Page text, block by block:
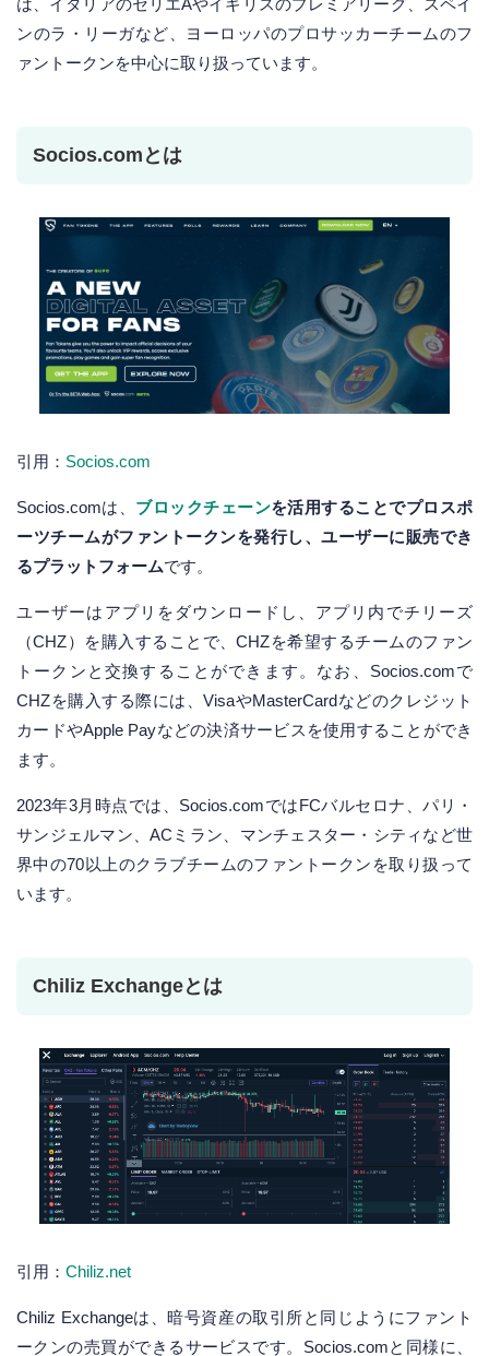
は、イタリアのセリエAやイギリスのプレミアリーグ、スペイ
ンのラ・リーガなど、ヨーロッパのプロサッカーチームのフ
ァントークンを中心に取り扱っています。
Socios.comとは
引用： Socios.com
Socios.comは、 ブロックチェーンを活用することでプロスポ
ーツチームがファントークンを発行し、ユーザーに販売でき
るプラットフォームです。
ユーザーはアプリをダウンロードし、アプリ内でチリーズ
（CHZ）を購入することで、CHZを希望するチームのファン
トークンと交換することができます。なお、Socios.comで
CHZを購入する際には、VisaやMasterCardなどのクレジット
カードやApple Payなどの決済サービスを使用することができ
ます。
2023年3月時点では、Socios.comではFCバルセロナ、パリ・
サンジェルマン、ACミラン、マンチェスター・シティなど世
界中の70以上のクラブチームのファントークンを取り扱って
います。
Chiliz Exchangeとは
引用： Chiliz.net
Chiliz Exchangeは、暗号資産の取引所と同じようにファント
ークンの売買ができるサービスです。Socios.comと同様に、